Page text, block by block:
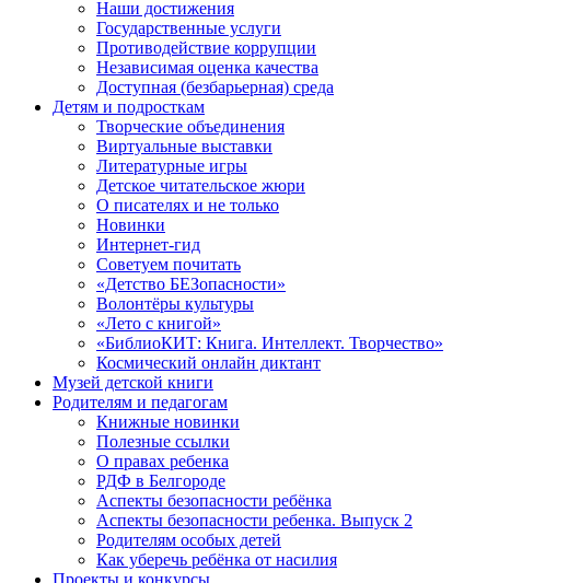
Наши достижения
Государственные услуги
Противодействие коррупции
Независимая оценка качества
Доступная (безбарьерная) среда
Детям и подросткам
Творческие объединения
Виртуальные выставки
Литературные игры
Детское читательское жюри
О писателях и не только
Новинки
Интернет-гид
Советуем почитать
«Детство БЕЗопасности»
Волонтёры культуры
«Лето с книгой»
«БиблиоКИТ: Книга. Интеллект. Творчество»
Космический онлайн диктант
Музей детской книги
Родителям и педагогам
Книжные новинки
Полезные ссылки
О правах ребенка
РДФ в Белгороде
Аспекты безопасности ребёнка
Аспекты безопасности ребенка. Выпуск 2
Родителям особых детей
Как уберечь ребёнка от насилия
Проекты и конкурсы